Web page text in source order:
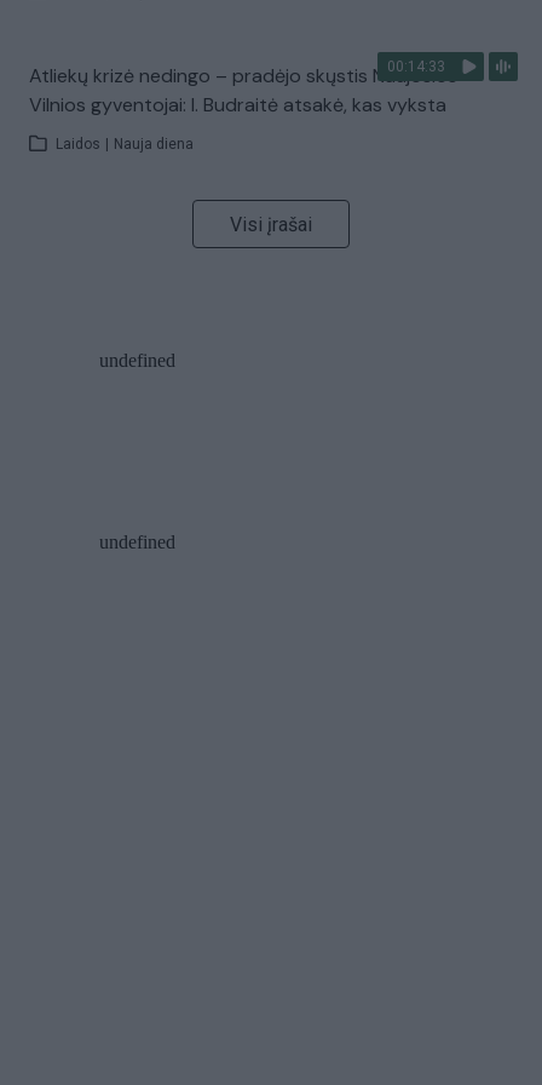
00:14:33
Atliekų krizė nedingo – pradėjo skųstis Naujosios
Vilnios gyventojai: I. Budraitė atsakė, kas vyksta
Laidos Nauja diena
Visi įrašai